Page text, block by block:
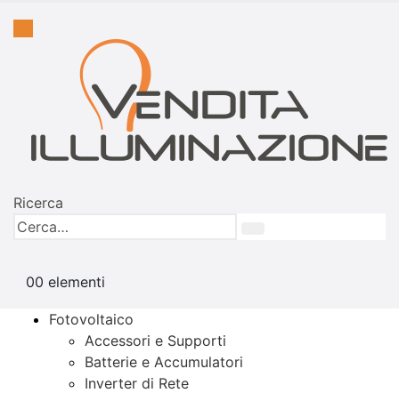
Ricerca
00 elementi
Fotovoltaico
Accessori e Supporti
Batterie e Accumulatori
Inverter di Rete